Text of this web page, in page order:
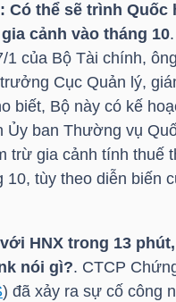
Có thể sẽ trình Quốc
cảnh vào tháng 10
1 của Bộ Tài chính,
Cục Quản lý,
biết, Bộ này có kế
Ủy ban Thường vụ
trừ gia cảnh tính thuế
10, tùy theo diễn biến
HNX trong 13
nói gì?. CTCP
) đã xảy ra sự cố công